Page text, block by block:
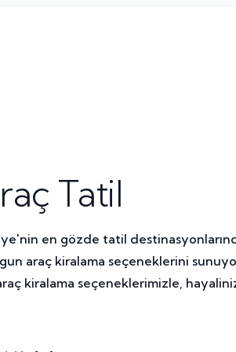
Tatil
en gözde tatil
araç kiralama seçeneklerini
kiralama seçeneklerimizle,